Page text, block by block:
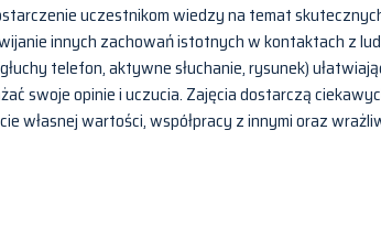
uczestnikom wiedzy na temat
innych zachowań istotnych w kontaktach z
telefon, aktywne słuchanie, rysunek)
swoje opinie i uczucia. Zajęcia dostarczą
własnej wartości, współpracy z innymi oraz